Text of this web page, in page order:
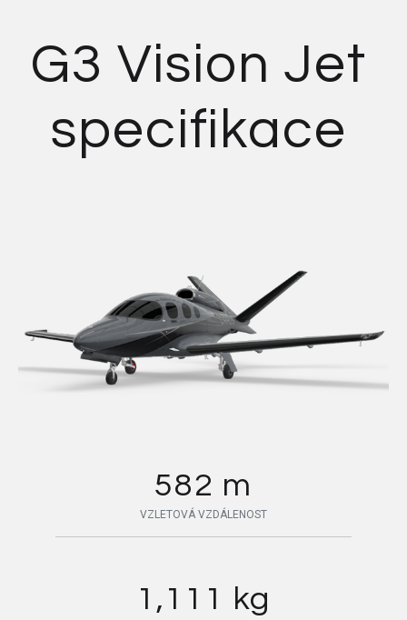
G3 Vision Jet
specifikace
582 m
VZLETOVÁ VZDÁLENOST
1,111 kg